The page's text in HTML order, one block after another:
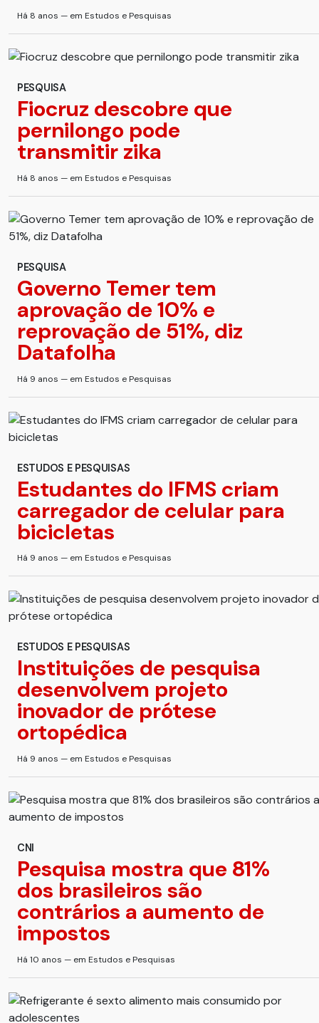
Há 8 anos — em Estudos e Pesquisas
PESQUISA
Fiocruz descobre que
pernilongo pode
transmitir zika
Há 8 anos — em Estudos e Pesquisas
PESQUISA
Governo Temer tem
aprovação de 10% e
reprovação de 51%, diz
Datafolha
Há 9 anos — em Estudos e Pesquisas
ESTUDOS E PESQUISAS
Estudantes do IFMS criam
carregador de celular para
bicicletas
Há 9 anos — em Estudos e Pesquisas
ESTUDOS E PESQUISAS
Instituições de pesquisa
desenvolvem projeto
inovador de prótese
ortopédica
Há 9 anos — em Estudos e Pesquisas
CNI
Pesquisa mostra que 81%
dos brasileiros são
contrários a aumento de
impostos
Há 10 anos — em Estudos e Pesquisas